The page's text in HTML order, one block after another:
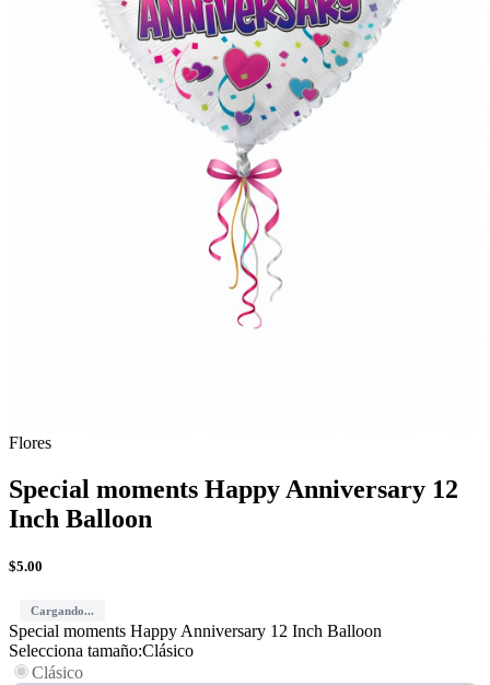
Flores
Special moments Happy Anniversary 12
Inch Balloon
$5.00
Cargando...
Special moments Happy Anniversary 12 Inch Balloon
Selecciona tamaño:Clásico
Clásico